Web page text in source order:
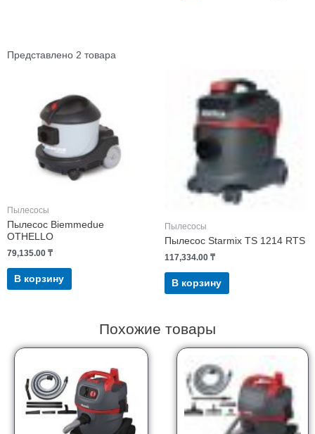
Представлено 2 товара
Пылесосы
Пылесос Biemmedue
OTHELLO
79,135.00 ₸
В корзину
Пылесосы
Пылесос Starmix TS 1214 RTS
117,334.00 ₸
В корзину
Похожие товары